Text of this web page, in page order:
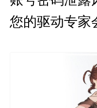
您的驱动专家